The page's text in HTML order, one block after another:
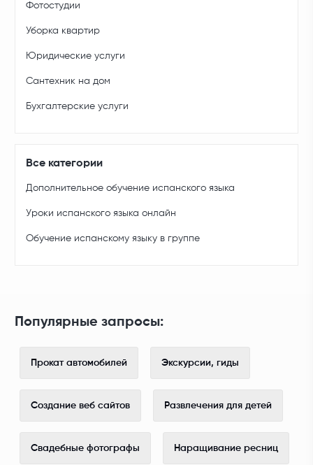
Фотостудии
Уборка квартир
Юридические услуги
Сантехник на дом
Бухгалтерские услуги
Все категории
Дополнительное обучение испанского языка
Уроки испанского языка онлайн
Обучение испанскому языку в группе
Популярные запросы:
Прокат автомобилей Экскурсии, гиды
Создание веб сайтов Развлечения для детей
Свадебные фотографы Наращивание ресниц